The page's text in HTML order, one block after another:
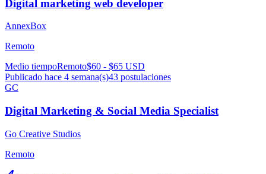
Digital marketing web developer
AnnexBox
Remoto
Medio tiempoRemoto$60 - $65 USD
Publicado hace 4 semana(s)43 postulaciones
GC
Digital Marketing & Social Media Specialist
Go Creative Studios
Remoto